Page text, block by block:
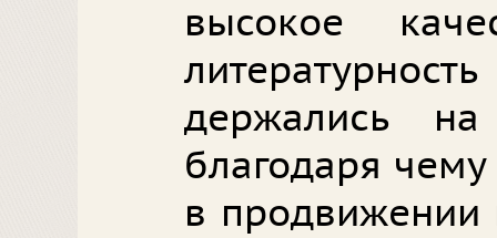
высокое
держались
благодаря
в продвижении